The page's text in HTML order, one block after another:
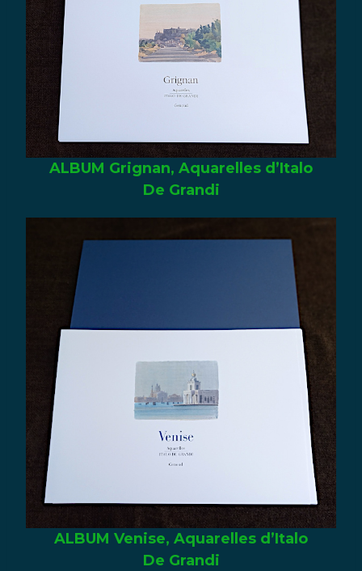
ALBUM Grignan, Aquarelles d’Italo
De Grandi
ALBUM Venise, Aquarelles d’Italo
De Grandi